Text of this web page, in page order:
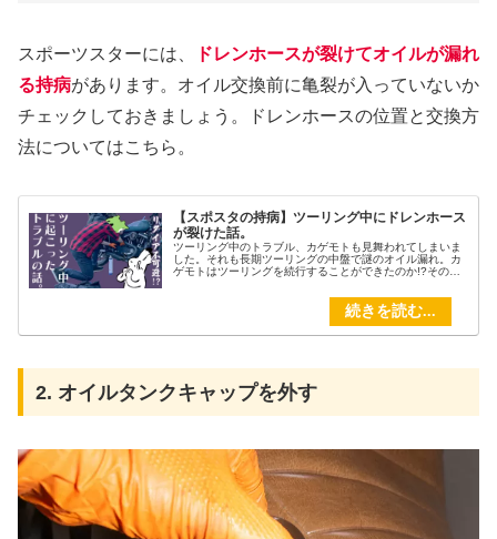
スポーツスターには、
ドレンホースが裂けてオイルが漏れ
る持病があります。オイル交換前に亀裂が入っていないか
チェックしておきましょう。ドレンホースの位置と交換方
法についてはこちら。
【スポスタの持病】ツーリング中にドレンホース
が裂けた話。
ツーリング中のトラブル、カゲモトも見舞われてしまいま
した。それも長期ツーリングの中盤で謎のオイル漏れ。カ
ゲモトはツーリングを続行することができたのか!?その日
さーて、今日はどこまで走ろうかなー」「ナニカモレテル
2. オイルタンクキャップを外す